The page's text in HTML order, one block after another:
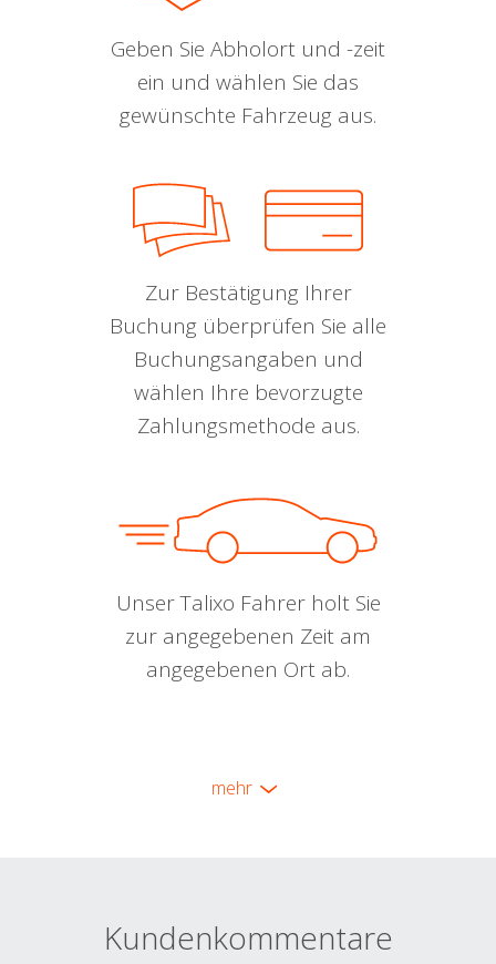
Geben Sie Abholort und -zeit
ein und wählen Sie das
gewünschte Fahrzeug aus.
Zur Bestätigung Ihrer
Buchung überprüfen Sie alle
Buchungsangaben und
wählen Ihre bevorzugte
Zahlungsmethode aus.
Unser Talixo Fahrer holt Sie
zur angegebenen Zeit am
angegebenen Ort ab.
mehr
Kundenkommentare